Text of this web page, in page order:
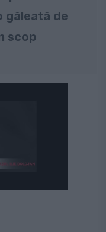
găleată de
scop